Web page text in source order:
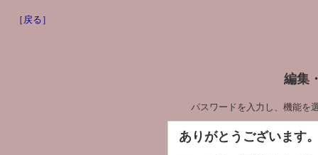
［戻る］
編集
パスワードを入力し、機能を
ありがとうございます